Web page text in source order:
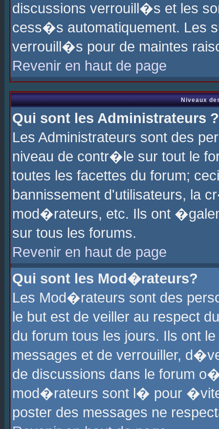
discussions verrouill�s et les
cess�s automatiquement. Les
verrouill�s pour de maintes
Revenir en haut de page
Niveaux
Qui sont les Administrateurs ?
Les Administrateurs sont des
niveau de contr�le sur tout le
toutes les facettes du forum;
bannissement d'utilisateurs, la
mod�rateurs, etc. Ils ont
sur tous les forums.
Revenir en haut de page
Qui sont les Mod�rateurs?
Les Mod�rateurs sont des
le but est de veiller au respect
du forum tous les jours. Ils ont
messages et de verrouiller,
de discussions dans le forum
mod�rateurs sont l� pour
poster des messages ne